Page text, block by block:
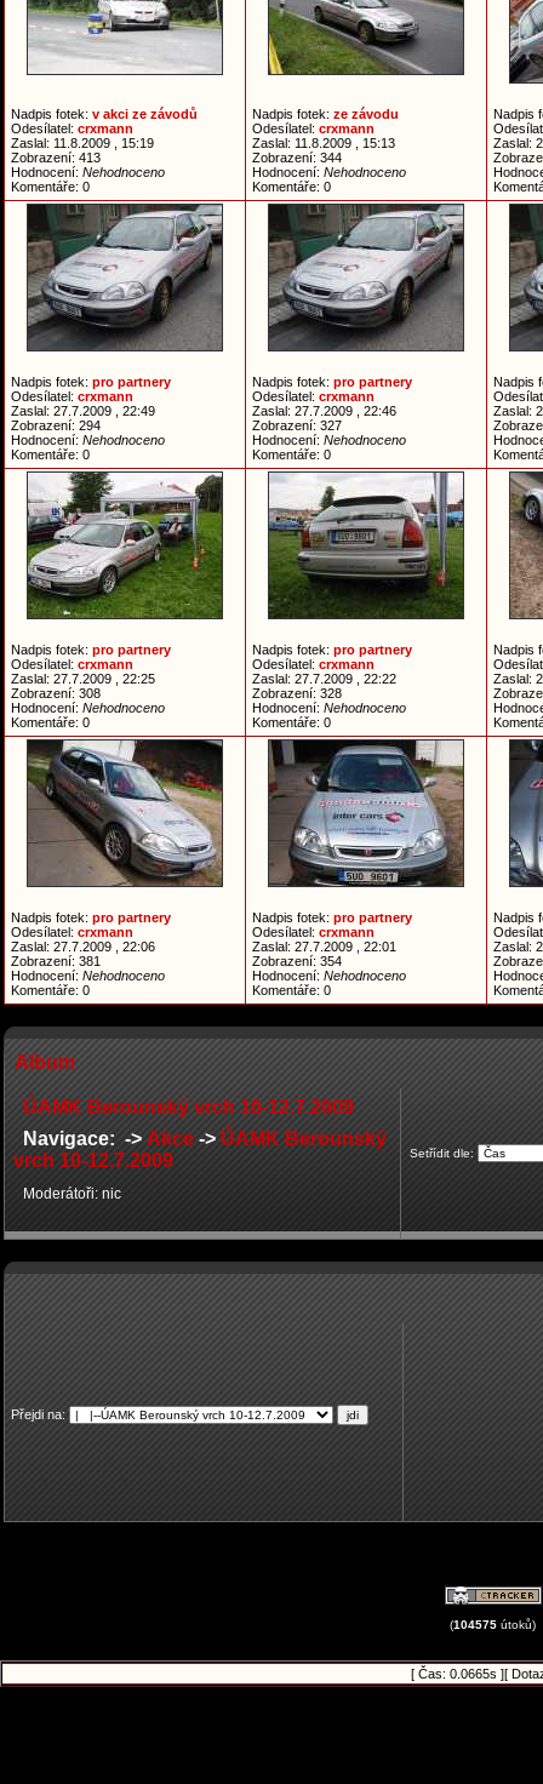
Nadpis fotek: v akci ze závodů
Odesílatel: crxmann
Zaslal: 11.8.2009 , 15:19
Zobrazení: 413
Hodnocení: Nehodnoceno
Komentáře: 0
Nadpis fotek: ze závodu
Odesílatel: crxmann
Zaslal: 11.8.2009 , 15:13
Zobrazení: 344
Hodnocení: Nehodnoceno
Komentáře: 0
Nadpis
Zaslal:
Nadpis fotek: pro partnery
Odesílatel: crxmann
Zaslal: 27.7.2009 , 22:49
Zobrazení: 294
Hodnocení: Nehodnoceno
Komentáře: 0
Nadpis fotek: pro partnery
Odesílatel: crxmann
Zaslal: 27.7.2009 , 22:46
Zobrazení: 327
Hodnocení: Nehodnoceno
Komentáře: 0
Nadpis
Zaslal:
Nadpis fotek: pro partnery
Odesílatel: crxmann
Zaslal: 27.7.2009 , 22:25
Zobrazení: 308
Hodnocení: Nehodnoceno
Komentáře: 0
Nadpis fotek: pro partnery
Odesílatel: crxmann
Zaslal: 27.7.2009 , 22:22
Zobrazení: 328
Hodnocení: Nehodnoceno
Komentáře: 0
Nadpis
Zaslal:
Nadpis fotek: pro partnery
Odesílatel: crxmann
Zaslal: 27.7.2009 , 22:06
Zobrazení: 381
Hodnocení: Nehodnoceno
Komentáře: 0
Nadpis fotek: pro partnery
Odesílatel: crxmann
Zaslal: 27.7.2009 , 22:01
Zobrazení: 354
Hodnocení: Nehodnoceno
Komentáře: 0
Nadpis
Zaslal:
Album
ÚAMK Berounský vrch 10-12.7.2009
Navigace: -> Akce -> ÚAMK Berounský
vrch 10-12.7.2009
Moderátoři: nic
Setřídit dle:
Přejdi na:
(104575 útoků)
[ Čas: 0.0665s ][